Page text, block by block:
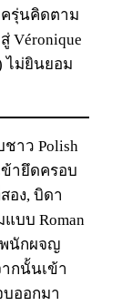
รุ่นคิดตาม
Véronique
ไม่ยินยอม
ชาว Polish
ข้ายึดครอบ
อง, บิดา
บบ Roman
พนักผจญ
กนั้นเข้า
บออกมา